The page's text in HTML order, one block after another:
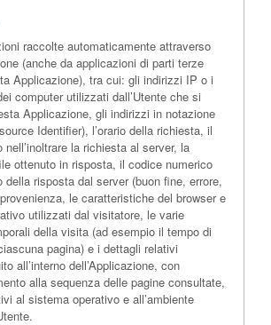
raccolte automaticamente attraverso
(anche da applicazioni di parti terze
Applicazione), tra cui: gli indirizzi IP o i
computer utilizzati dall’Utente che si
Applicazione, gli indirizzi in notazione
Identifier), l’orario della richiesta, il
la richiesta al server, la
ottenuto in risposta, il codice numerico
della risposta dal server (buon fine, errore,
le caratteristiche del browser e
utilizzati dal visitatore, le varie
della visita (ad esempio il tempo di
pagina) e i dettagli relativi
all’interno dell’Applicazione, con
alla sequenza delle pagine consultate,
al sistema operativo e all’ambiente